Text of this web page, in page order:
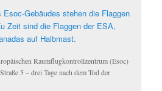
Raumflugkontrollzentrum (Esoc)
5 – drei Tage nach dem Tod der